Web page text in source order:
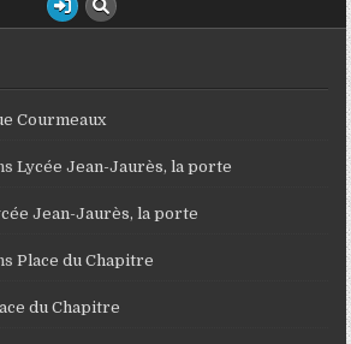
Courmeaux
Lycée Jean-Jaurès, la porte
Jean-Jaurès, la porte
Place du Chapitre
du Chapitre